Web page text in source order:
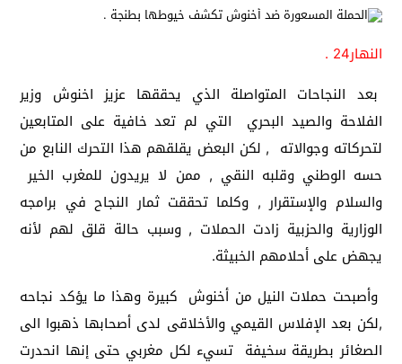
النهار24 .
بعد النجاحات المتواصلة الذي يحققها عزيز اخنوش وزير
الفلاحة والصيد البحري التي لم تعد خافية على المتابعين
لتحركاته وجوالاته , لكن البعض يقلقهم هذا التحرك النابع من
حسه الوطني وقلبه النقي , ممن لا يريدون للمغرب الخير
والسلام والإستقرار , وكلما تحققت ثمار النجاح في برامجه
الوزارية والحزبية زادت الحملات , وسبب حالة قلق لهم لأنه
يجهض على أحلامهم الخبيثة.
وأصبحت حملات النيل من أخنوش كبيرة وهذا ما يؤكد نجاحه
,لكن بعد الإفلاس القيمي والأخلاقى لدى أصحابها ذهبوا الى
الصغائر بطريقة سخيفة تسيء لكل مغربي حتى إنها انحدرت